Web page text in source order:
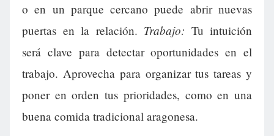
o en un parque cercano puede abrir nuevas
puertas en la relación. Trabajo: Tu intuición
será clave para detectar oportunidades en el
trabajo. Aprovecha para organizar tus tareas y
poner en orden tus prioridades, como en una
buena comida tradicional aragonesa.